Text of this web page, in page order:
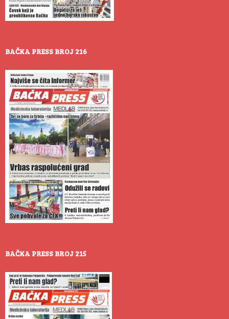
BAČKA PRESS BROJ 216
BAČKA PRESS BROJ 215